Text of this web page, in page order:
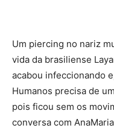
Um piercing no nariz
vida da brasiliense
acabou infeccionando
Humanos precisa de
pois ficou sem os
conversa com